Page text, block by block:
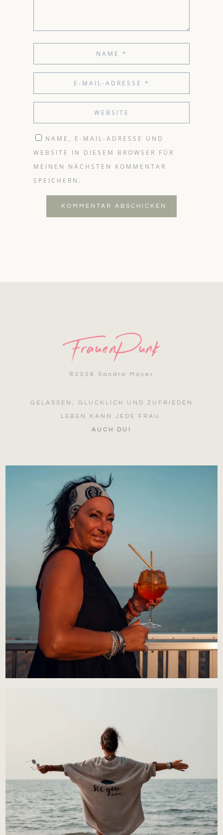
NAME, E-MAIL-ADRESSE UND
WEBSITE IN DIESEM BROWSER FÜR
MEINEN NÄCHSTEN KOMMENTAR
SPEICHERN.
KOMMENTAR ABSCHICKEN
© 2026 Sandra Mayer
GELASSEN, GLÜCKLICH UND ZUFRIEDEN
LEBEN KANN JEDE FRAU.
AUCH DU!